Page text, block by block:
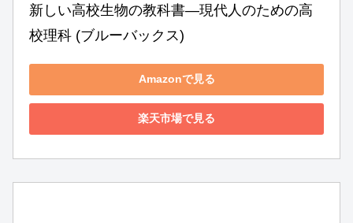
新しい高校生物の教科書―現代人のための高
校理科 (ブルーバックス)
Amazonで見る
楽天市場で見る